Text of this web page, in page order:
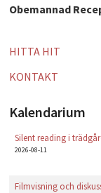
Obemannad
HITTA HIT
KONTAKT
Kalendarium
Silent reading i
2026-08-11
Filmvisning och